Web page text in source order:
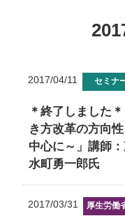
2017/04/11 セミナ
＊終了しました
き方改革の方向
中心に～」講師
水町勇一郎氏
2017/03/31 厚生労働